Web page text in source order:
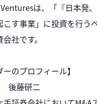
は、「『日本発
こす事業」に投資を行う
社です。
ーのプロフィール】
後藤研二